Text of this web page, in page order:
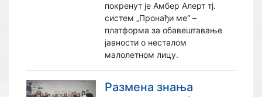
покренут је Амбер Алерт тј.
систем „Пронађи ме“ –
платформа за обавештавање
јавности о несталом
малолетном лицу.
Размена знања